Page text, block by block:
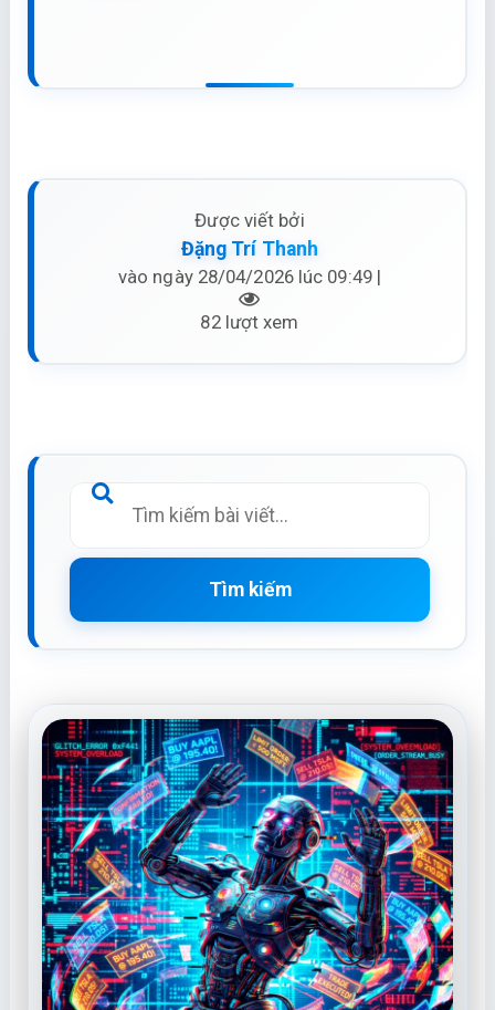
Được viết bởi
Đặng Trí Thanh
vào ngày 28/04/2026 lúc 09:49 |
82 lượt xem
Tìm kiếm